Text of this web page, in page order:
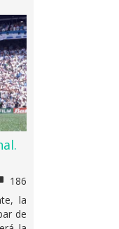
186
la
de